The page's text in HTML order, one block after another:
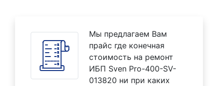
Мы предлагаем Вам
прайс где конечная
стоимость на ремонт
ИБП Sven Pro-400-SV-
013820 ни при каких